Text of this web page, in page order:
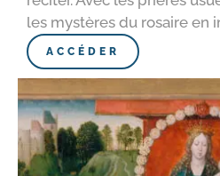
les mystères du rosaire en
ACCÉDER